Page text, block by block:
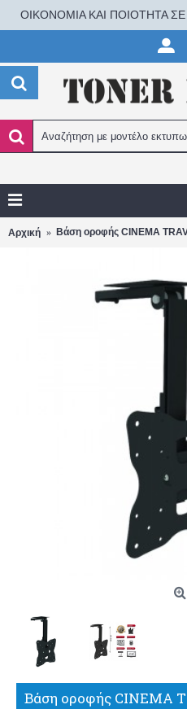
ΟΙΚΟΝΟΜΙΑ ΚΑΙ ΠΟΙΟΤΗΤΑ
Αρχική Βάση οροφής CINEMA